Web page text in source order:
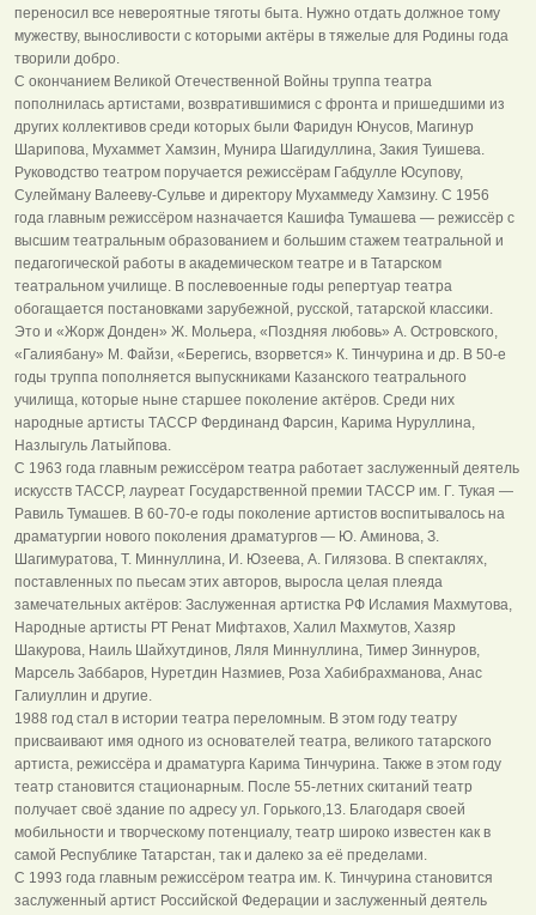
переносил все невероятные тяготы быта. Нужно отдать должное тому
мужеству, выносливости с которыми актёры в тяжелые для Родины года
творили добро.
С окончанием Великой Отечественной Войны труппа театра
пополнилась артистами, возвратившимися с фронта и пришедшими из
других коллективов среди которых были Фаридун Юнусов, Магинур
Шарипова, Мухаммет Хамзин, Мунира Шагидуллина, Закия Туишева.
Руководство театром поручается режиссёрам Габдулле Юсупову,
Сулейману Валееву-Сульве и директору Мухаммеду Хамзину. С 1956
года главным режиссёром назначается Кашифа Тумашева — режиссёр с
высшим театральным образованием и большим стажем театральной и
педагогической работы в академическом театре и в Татарском
театральном училище. В послевоенные годы репертуар театра
обогащается постановками зарубежной, русской, татарской классики.
Это и «Жорж Донден» Ж. Мольера, «Поздняя любовь» А. Островского,
«Галиябану» М. Файзи, «Берегись, взорвется» К. Тинчурина и др. В 50-е
годы труппа пополняется выпускниками Казанского театрального
училища, которые ныне старшее поколение актёров. Среди них
народные артисты ТАССР Фердинанд Фарсин, Карима Нуруллина,
Назлыгуль Латыйпова.
С 1963 года главным режиссёром театра работает заслуженный деятель
искусств ТАССР, лауреат Государственной премии ТАССР им. Г. Тукая —
Равиль Тумашев. В 60-70-е годы поколение артистов воспитывалось на
драматургии нового поколения драматургов — Ю. Аминова, З.
Шагимуратова, Т. Миннуллина, И. Юзеева, А. Гилязова. В спектаклях,
поставленных по пьесам этих авторов, выросла целая плеяда
замечательных актёров: Заслуженная артистка РФ Исламия Махмутова,
Народные артисты РТ Ренат Мифтахов, Халил Махмутов, Хазяр
Шакурова, Наиль Шайхутдинов, Ляля Миннуллина, Тимер Зиннуров,
Марсель Заббаров, Нуретдин Назмиев, Роза Хабибрахманова, Анас
Галиуллин и другие.
1988 год стал в истории театра переломным. В этом году театру
присваивают имя одного из основателей театра, великого татарского
артиста, режиссёра и драматурга Карима Тинчурина. Также в этом году
театр становится стационарным. После 55-летних скитаний театр
получает своё здание по адресу ул. Горького,13. Благодаря своей
мобильности и творческому потенциалу, театр широко известен как в
самой Республике Татарстан, так и далеко за её пределами.
С 1993 года главным режиссёром театра им. К. Тинчурина становится
заслуженный артист Российской Федерации и заслуженный деятель